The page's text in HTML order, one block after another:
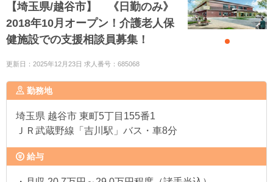
【埼玉県/越谷市】 《日勤のみ》
2018年10月オープン！介護老人保
健施設での支援相談員募集！
更新日：2025年12月23日 求人番号：685068
勤務地
埼玉県 越谷市 東町5丁目155番1
ＪＲ武蔵野線「吉川駅」バス・車8分
給与